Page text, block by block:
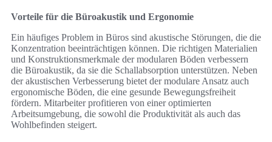
Vorteile für die Büroakustik und Ergonomie
Ein häufiges Problem in Büros sind akustische Störungen, die die
Konzentration beeinträchtigen können. Die richtigen Materialien
und Konstruktionsmerkmale der modularen Böden verbessern
die Büroakustik, da sie die Schallabsorption unterstützen. Neben
der akustischen Verbesserung bietet der modulare Ansatz auch
ergonomische Böden, die eine gesunde Bewegungsfreiheit
fördern. Mitarbeiter profitieren von einer optimierten
Arbeitsumgebung, die sowohl die Produktivität als auch das
Wohlbefinden steigert.